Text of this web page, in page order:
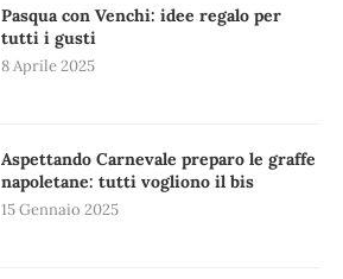
Pasqua con Venchi: idee regalo per
tutti i gusti
8 Aprile 2025
Aspettando Carnevale preparo le graffe
napoletane: tutti vogliono il bis
15 Gennaio 2025